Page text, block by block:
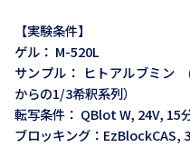
【実験条件】
ゲル： M-520L
サンプル： ヒトアルブミン
からの1/3希釈系列）
転写条件： QBlot W, 24V, 15
ブロッキング：EzBlockCAS,